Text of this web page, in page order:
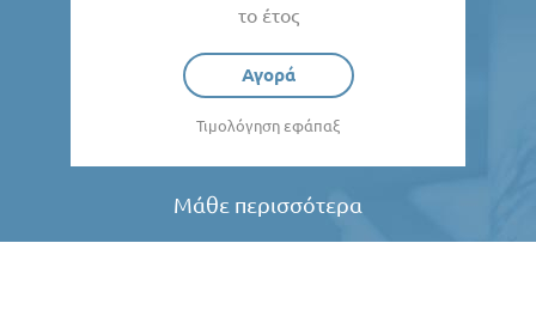
το έτος
Αγορά
Τιμολόγηση εφάπαξ
Μάθε περισσότερα